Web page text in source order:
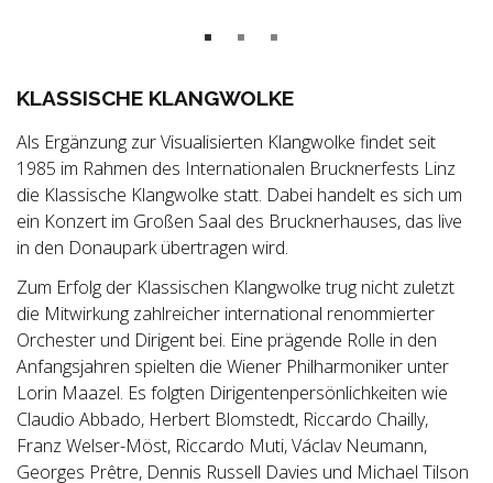
KLASSISCHE KLANGWOLKE
Als Ergänzung zur Visualisierten Klangwolke findet seit
1985 im Rahmen des Internationalen Brucknerfests Linz
die Klassische Klangwolke statt. Dabei handelt es sich um
ein Konzert im Großen Saal des Brucknerhauses, das live
in den Donaupark übertragen wird.
Zum Erfolg der Klassischen Klangwolke trug nicht zuletzt
die Mitwirkung zahlreicher international renommierter
Orchester und Dirigent bei. Eine prägende Rolle in den
Anfangsjahren spielten die Wiener Philharmoniker unter
Lorin Maazel. Es folgten Dirigentenpersönlichkeiten wie
Claudio Abbado, Herbert Blomstedt, Riccardo Chailly,
Franz Welser-Möst, Riccardo Muti, Václav Neumann,
Georges Prêtre, Dennis Russell Davies und Michael Tilson